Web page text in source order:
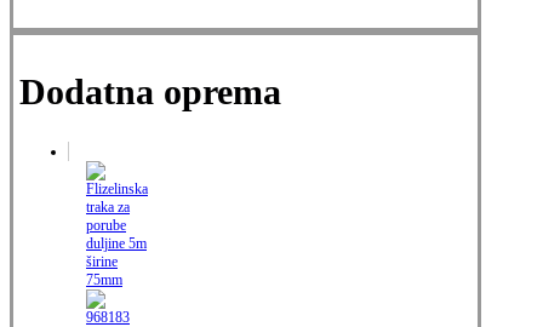
Dodatna oprema